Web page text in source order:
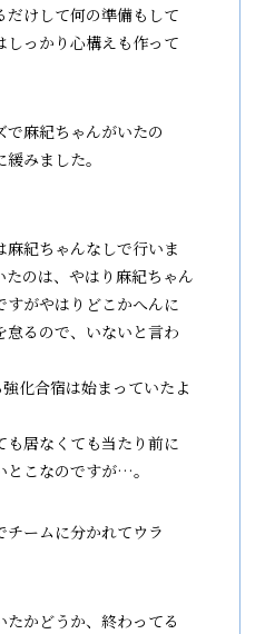
けして何の準備もして
しっかり心構えも作って
麻紀ちゃんがいたの
みました。
麻紀ちゃんなしで行いま
のは、やはり麻紀ちゃん
すがやはりどこかへんに
るので、いないと言わ
化合宿は始まっていたよ
居なくても当たり前に
とこなのですが…。
ームに分かれてウラ
かどうか、終わってる